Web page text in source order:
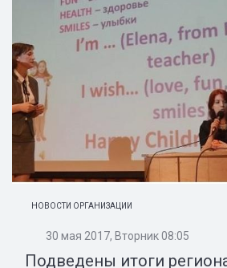
НОВОСТИ ОРГАНИЗАЦИИ
30 мая 2017, Вторник 08:05
Подведены итоги